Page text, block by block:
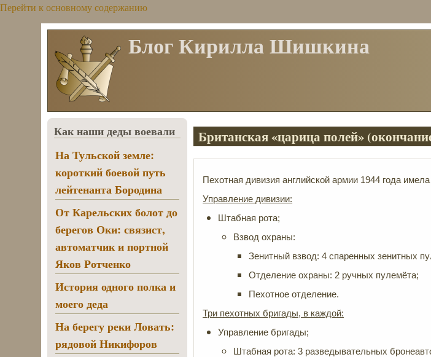
Перейти к основному содержанию
Блог Кирилла Шишкина
Британская «царица полей»
Пехотная дивизия английской армии 1944 года
Управление дивизии:
Штабная рота;
Взвод охраны:
Зенитный взвод: 4 спаренных зенитных
Отделение охраны: 2 ручных пулемёта;
Пехотное отделение.
Три пехотных бригады, в каждой:
Управление бригады;
Штабная рота: 3 разведывательных
Как наши деды воевали
На Тульской земле:
короткий боевой путь
лейтенанта Бородина
От Карельских болот до
берегов Оки: связист,
автоматчик и портной
Яков Ротченко
История одного полка и
моего деда
На берегу реки Ловать:
рядовой Никифоров